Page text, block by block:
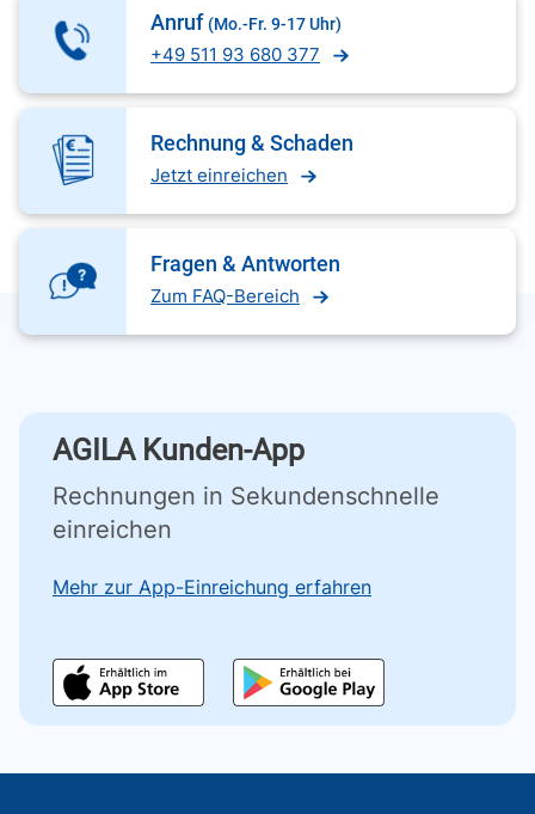
Anruf (Mo.-Fr. 9-17 Uhr)
+49 511 93 680 377
Rechnung & Schaden
Jetzt einreichen
Fragen & Antworten
Zum FAQ-Bereich
AGILA Kunden-App
Rechnungen in Sekundenschnelle
einreichen
Mehr zur App-Einreichung erfahren